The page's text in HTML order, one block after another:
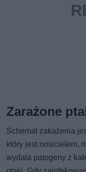
Zarażone
Schemat zakażenia
który jest nosicielem,
wydala patogeny z